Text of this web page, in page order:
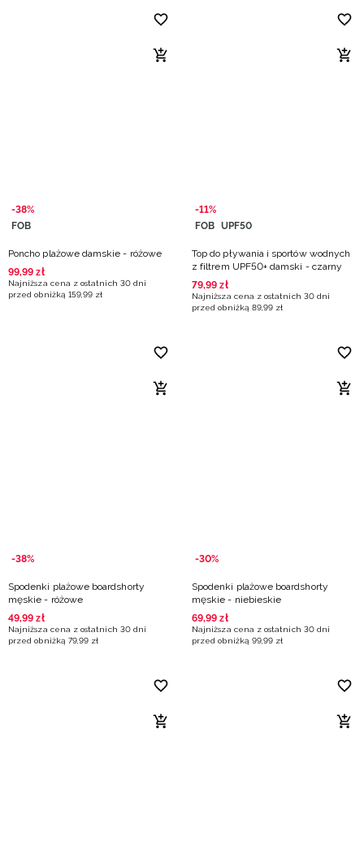
-38%
FOB
Poncho plażowe damskie - różowe
99,99 zł
Najniższa cena z ostatnich 30 dni
przed obniżką 159,99 zł
-11%
FOB UPF50
Top do pływania i sportów wodnych
z filtrem UPF50+ damski - czarny
79,99 zł
Najniższa cena z ostatnich 30 dni
przed obniżką 89,99 zł
-38%
Spodenki plażowe boardshorty
męskie - różowe
49,99 zł
Najniższa cena z ostatnich 30 dni
przed obniżką 79,99 zł
-30%
Spodenki plażowe boardshorty
męskie - niebieskie
69,99 zł
Najniższa cena z ostatnich 30 dni
przed obniżką 99,99 zł